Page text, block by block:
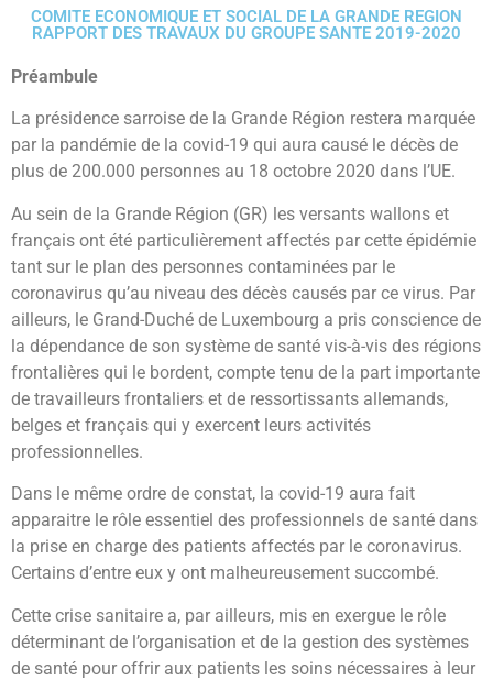
COMITE ECONOMIQUE ET SOCIAL DE LA GRANDE REGION
RAPPORT DES TRAVAUX DU GROUPE SANTE 2019-2020
Préambule
La présidence sarroise de la Grande Région restera marquée
par la pandémie de la covid-19 qui aura causé le décès de
plus de 200.000 personnes au 18 octobre 2020 dans l’UE.
Au sein de la Grande Région (GR) les versants wallons et
français ont été particulièrement affectés par cette épidémie
tant sur le plan des personnes contaminées par le
coronavirus qu’au niveau des décès causés par ce virus. Par
ailleurs, le Grand-Duché de Luxembourg a pris conscience de
la dépendance de son système de santé vis-à-vis des régions
frontalières qui le bordent, compte tenu de la part importante
de travailleurs frontaliers et de ressortissants allemands,
belges et français qui y exercent leurs activités
professionnelles.
Dans le même ordre de constat, la covid-19 aura fait
apparaitre le rôle essentiel des professionnels de santé dans
la prise en charge des patients affectés par le coronavirus.
Certains d’entre eux y ont malheureusement succombé.
Cette crise sanitaire a, par ailleurs, mis en exergue le rôle
déterminant de l’organisation et de la gestion des systèmes
de santé pour offrir aux patients les soins nécessaires à leur